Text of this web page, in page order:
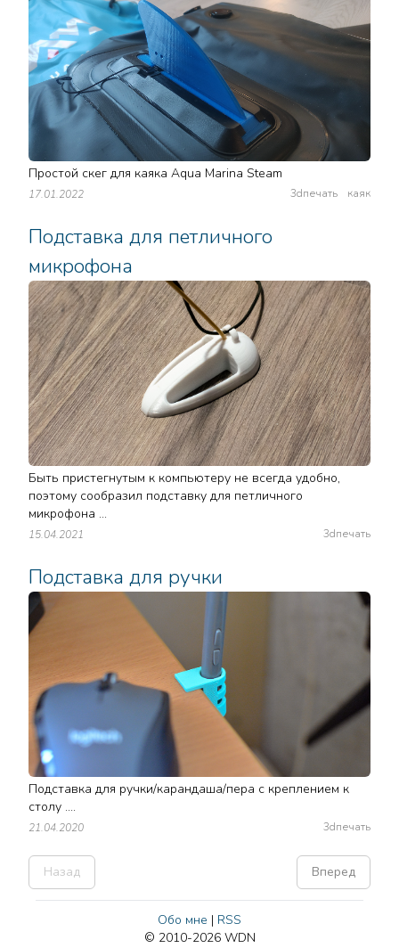
Простой скег для каяка Aqua Marina Steam
17.01.2022 3dпечать каяк
Подставка для петличного
микрофона
Быть пристегнутым к компьютеру не всегда удобно,
поэтому сообразил подставку для петличного
микрофона ...
15.04.2021 3dпечать
Подставка для ручки
Подставка для ручки/карандаша/пера с креплением к
столу ....
21.04.2020 3dпечать
Назад Вперед
Обо мне | RSS
© 2010-2026 WDN